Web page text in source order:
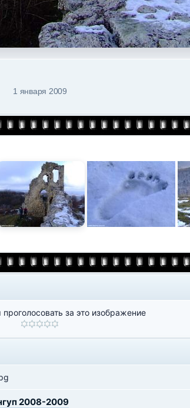
1 января 2009
за это изображение
2008-2009